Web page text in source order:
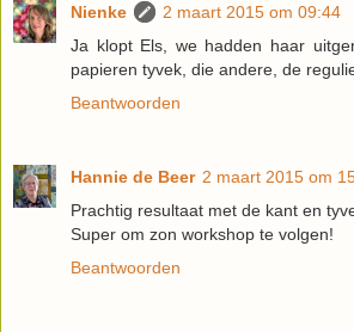
Nienke
2 maart 2015 om 09:44
Ja klopt Els, we hadden haar
papieren tyvek, die andere, de
Beantwoorden
Hannie de Beer 2 maart 2015 om
Prachtig resultaat met de kant en
Super om zon workshop te volgen!
Beantwoorden